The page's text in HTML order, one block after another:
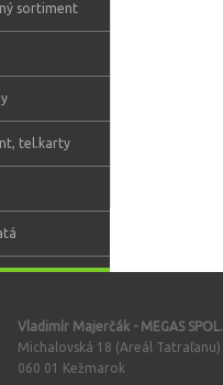
sortiment
tel.karty
Vladimír Majerčák - MEGAS SPOL.
Michalovská 18 (Areál Tatraľanu)
060 01 Kežmarok